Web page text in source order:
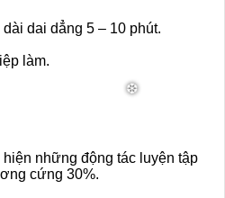
dai dẳng 5 – 10 phút.
làm.
những động tác luyện tập
cứng 30%.